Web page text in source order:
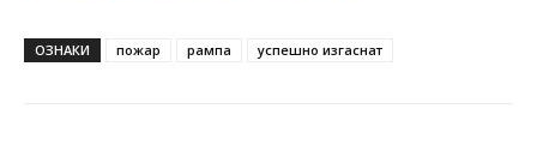
ОЗНАКИ пожар рампа успешно изгаснат